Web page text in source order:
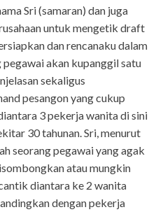
Sri (samaran) dan juga
untuk mengetik draft
dan rencanaku dalam
akan kupanggil satu
sekaligus
pesangon yang cukup
3 pekerja wanita di sini
30 tahunan. Sri, menurut
seorang pegawai yang agak
atau mungkin
diantara ke 2 wanita
dengan pekerja